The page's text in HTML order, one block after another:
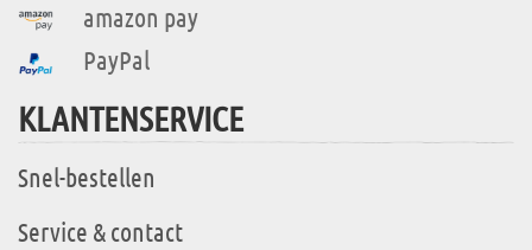
amazon pay
PayPal
KLANTENSERVICE
Snel-bestellen
Service & contact